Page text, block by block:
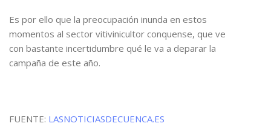
Es por ello que la preocupación inunda en estos
momentos al sector vitivinicultor conquense, que ve
con bastante incertidumbre qué le va a deparar la
campaña de este año.
FUENTE: LASNOTICIASDECUENCA.ES